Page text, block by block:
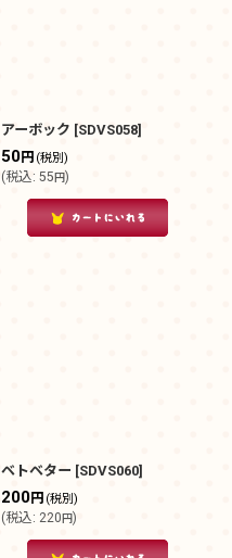
アーボック [SDVS058]
50円 (税別)
(税込: 55円)
ベトベター [SDVS060]
200円 (税別)
(税込: 220円)